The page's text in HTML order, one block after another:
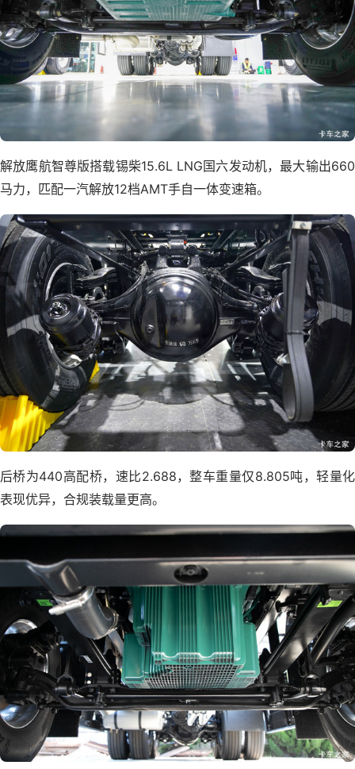
解放鹰航智尊版搭载锡柴15.6L LNG国六发动机，最大输出660
马力，匹配一汽解放12档AMT手自一体变速箱。
后桥为440高配桥，速比2.688，整车重量仅8.805吨，轻量化
表现优异，合规装载量更高。